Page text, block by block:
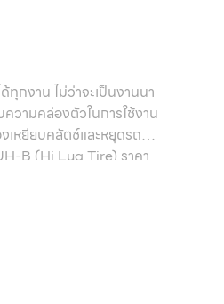
กงาน ไม่ว่าจะเป็นงานนา
วามคล่องตัวในการใช้งาน
เหยียบคลัตช์และหยุดรถ
B (Hi Lug Tire) ราคา
าคา 926,000 บาท /